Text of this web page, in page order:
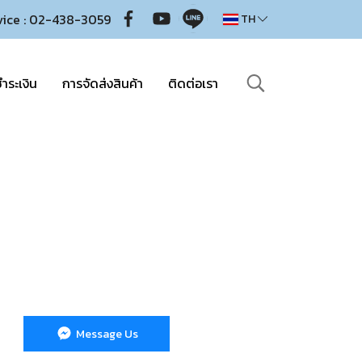
: 02-438-3059 TH
ระเงิน การจัดส่งสินค้า ติดต่อเรา
Message Us